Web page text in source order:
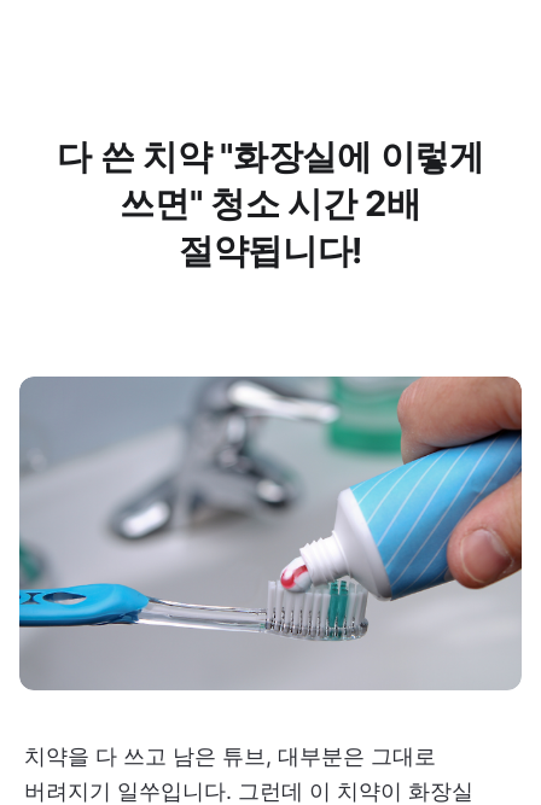
다 쓴 치약 "화장실에 이렇게
쓰면" 청소 시간 2배
절약됩니다!
치약을 다 쓰고 남은 튜브, 대부분은 그대로
버려지기 일쑤입니다. 그런데 이 치약이 화장실